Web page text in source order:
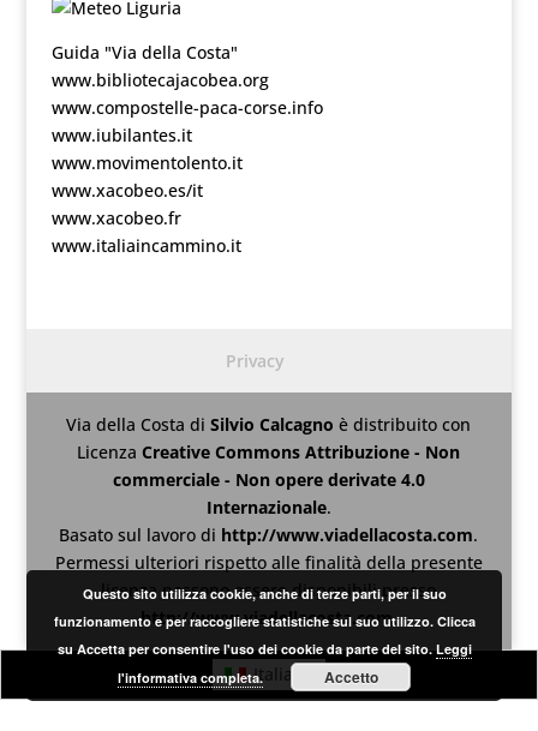
Guida "Via della Costa"
www.bibliotecajacobea.org
www.compostelle-paca-corse.info
www.iubilantes.it
www.movimentolento.it
www.xacobeo.es/it
www.xacobeo.fr
www.italiaincammino.it
Privacy
Via della Costa diSilvio Calcagnoè distribuito con
LicenzaCreative Commons Attribuzione - Non
commerciale - Non opere derivate 4.0
Internazionale.
Basato sul lavoro di http://www.viadellacosta.com.
Permessi ulteriori rispetto alle finalità della presente
licenza possono essere disponibili presso
http://www.viadellacosta.com.
Italiano
Questo sito utilizza cookie, anche di terze parti, per il suo
funzionamento e per raccogliere statistiche sul suo utilizzo. Clicca
su Accetta per consentire l'uso dei cookie da parte del sito.Leggi
l'informativa completa.
Accetto